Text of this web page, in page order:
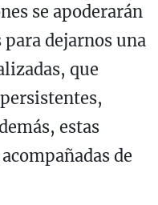
se apoderarán
dejarnos una
que
estas
de